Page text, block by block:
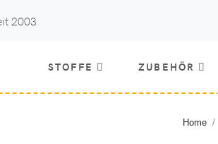
2003
STOFFE ZUBEHÖR
Home